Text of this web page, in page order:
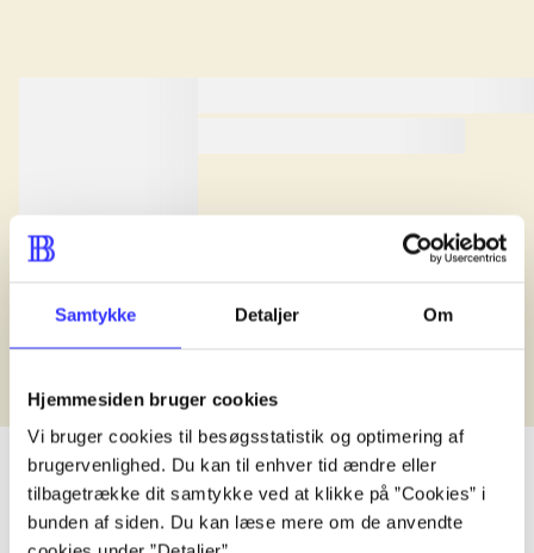
Samtykke Detaljer Om
Hjemmesiden bruger cookies
Vi bruger cookies til besøgsstatistik og optimering af
brugervenlighed. Du kan til enhver tid ændre eller
tilbagetrække dit samtykke ved at klikke på ”Cookies” i
bunden af siden. Du kan læse mere om de anvendte
lorem ipsum dolor sit amet ...